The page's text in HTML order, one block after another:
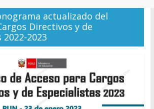
actualizado del
Directivos y de
2023